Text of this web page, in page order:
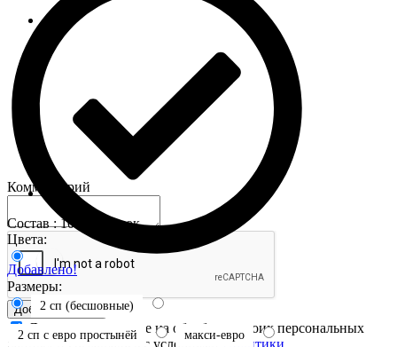
Добавлено!
Состав : 100% хлопок
Цвета:
Размеры:
2 сп (бесшовные)
2 сп с евро простынёй макси-евро
Комментарий
Добавить отзыв
Я даю свое согласие на обработку своих персональных
данных и соглашаюсь с условиямиПолитики